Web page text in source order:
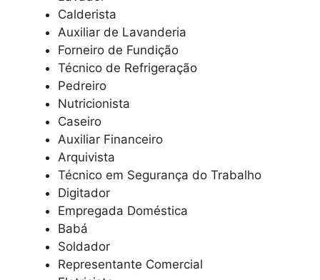
Calderista
Auxiliar de Lavanderia
Forneiro de Fundição
Técnico de Refrigeração
Pedreiro
Nutricionista
Caseiro
Auxiliar Financeiro
Arquivista
Técnico em Segurança do Trabalho
Digitador
Empregada Doméstica
Babá
Soldador
Representante Comercial